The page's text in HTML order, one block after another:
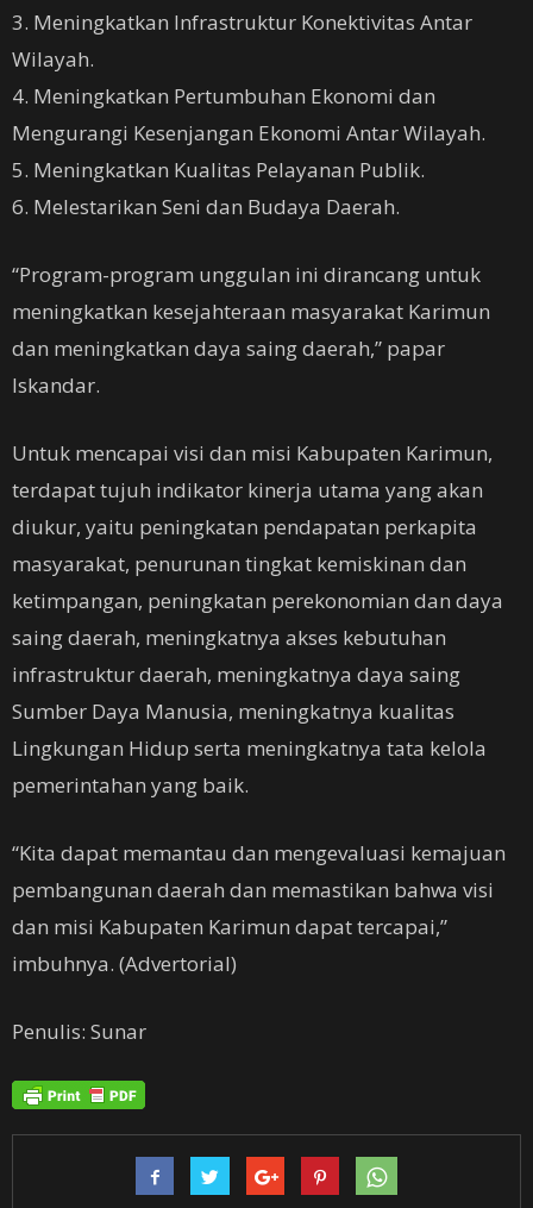
3. Meningkatkan Infrastruktur Konektivitas Antar
Wilayah.
4. Meningkatkan Pertumbuhan Ekonomi dan
Mengurangi Kesenjangan Ekonomi Antar Wilayah.
5. Meningkatkan Kualitas Pelayanan Publik.
6. Melestarikan Seni dan Budaya Daerah.
“Program-program unggulan ini dirancang untuk
meningkatkan kesejahteraan masyarakat Karimun
dan meningkatkan daya saing daerah,” papar
Iskandar.
Untuk mencapai visi dan misi Kabupaten Karimun,
terdapat tujuh indikator kinerja utama yang akan
diukur, yaitu peningkatan pendapatan perkapita
masyarakat, penurunan tingkat kemiskinan dan
ketimpangan, peningkatan perekonomian dan daya
saing daerah, meningkatnya akses kebutuhan
infrastruktur daerah, meningkatnya daya saing
Sumber Daya Manusia, meningkatnya kualitas
Lingkungan Hidup serta meningkatnya tata kelola
pemerintahan yang baik.
“Kita dapat memantau dan mengevaluasi kemajuan
pembangunan daerah dan memastikan bahwa visi
dan misi Kabupaten Karimun dapat tercapai,”
imbuhnya. (Advertorial)
Penulis: Sunar